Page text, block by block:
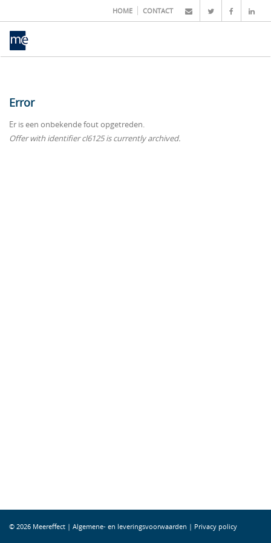
HOME CONTACT
Error
Er is een onbekende fout opgetreden.
Offer with identifier cl6125 is currently archived.
© 2026 Meereffect | Algemene- en leveringsvoorwaarden | Privacy policy